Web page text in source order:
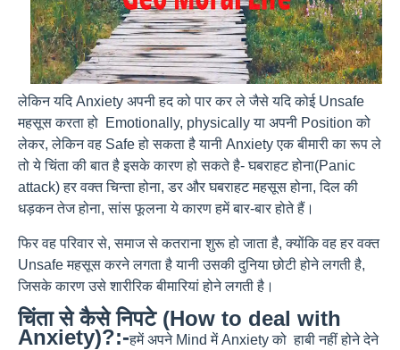
लेकिन यदि Anxiety अपनी हद को पार कर ले जैसे यदि कोई Unsafe
महसूस करता हो Emotionally, physically या अपनी Position को
लेकर, लेकिन वह Safe हो सकता है यानी Anxiety एक बीमारी का रूप ले
तो ये चिंता की बात है इसके कारण हो सकते है- घबराहट होना(Panic
attack) हर वक्त चिन्ता होना, डर और घबराहट महसूस होना, दिल की
धड़कन तेज होना, सांस फूलना ये कारण हमें बार-बार होते हैं।
फिर वह परिवार से, समाज से कतराना शुरू हो जाता है, क्योंकि वह हर वक्त
Unsafe महसूस करने लगता है यानी उसकी दुनिया छोटी होने लगती है,
जिसके कारण उसे शारीरिक बीमारियां होने लगती है।
चिंता से कैसे निपटे (How to deal with
Anxiety)?:-हमें अपने Mind में Anxiety को हाबी नहीं होने देने